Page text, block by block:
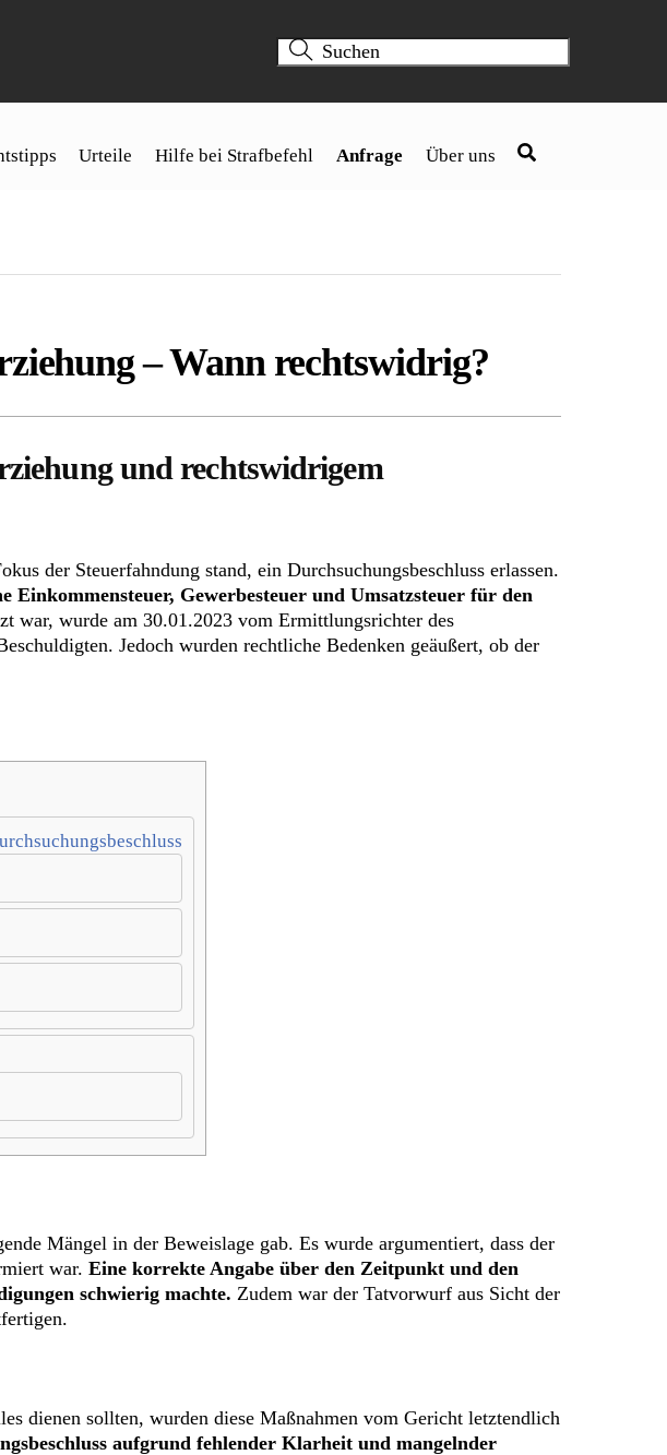
Urteile Hilfe bei Strafbefehl Anfrage Über uns
– Wann rechtswidrig?
und rechtswidrigem
der Steuerfahndung stand, ein Durchsuchungsbeschluss erlassen.
Gewerbesteuer und Umsatzsteuer für den
war, wurde am 30.01.2023 vom Ermittlungsrichter des
Jedoch wurden rechtliche Bedenken geäußert, ob der
Mängel in der Beweislage gab. Es wurde argumentiert, dass der
war. Eine korrekte Angabe über den Zeitpunkt und den
schwierig machte. Zudem war der Tatvorwurf aus Sicht der
dienen sollten, wurden diese Maßnahmen vom Gericht letztendlich
aufgrund fehlender Klarheit und mangelnder